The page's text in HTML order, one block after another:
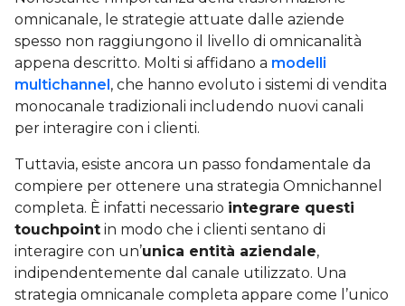
omnicanale, le strategie attuate dalle aziende
spesso non raggiungono il livello di omnicanalità
appena descritto. Molti si affidano a modelli
multichannel, che hanno evoluto i sistemi di vendita
monocanale tradizionali includendo nuovi canali
per interagire con i clienti.
Tuttavia, esiste ancora un passo fondamentale da
compiere per ottenere una strategia Omnichannel
completa. È infatti necessario integrare questi
touchpoint in modo che i clienti sentano di
interagire con un’unica entità aziendale,
indipendentemente dal canale utilizzato. Una
strategia omnicanale completa appare come l’unico